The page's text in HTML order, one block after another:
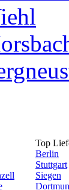
Top
Berlin
Stuttgart
Siegen